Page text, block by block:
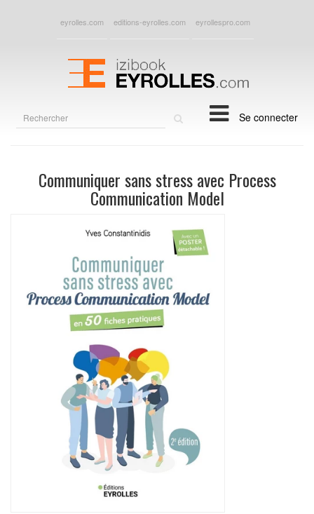
eyrolles.com editions-eyrolles.com eyrollespro.com
Se connecter
Communiquer sans stress avec Process
Communication Model